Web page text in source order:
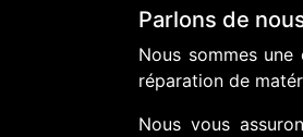
Parlons de
Nous sommes
réparation de
Nous vous